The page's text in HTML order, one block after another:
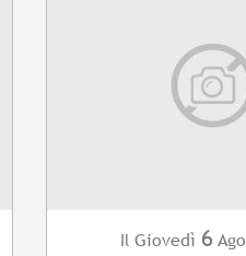
Il Giovedì 6 Ago